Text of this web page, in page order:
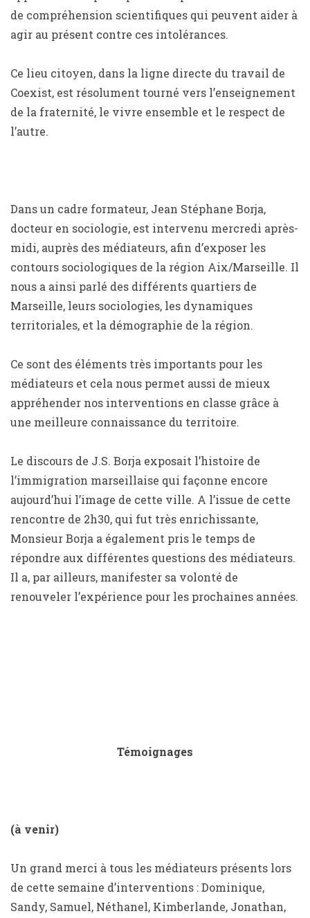
de compréhension scientifiques qui peuvent aider à
agir au présent contre ces intolérances.
Ce lieu citoyen, dans la ligne directe du travail de
Coexist, est résolument tourné vers l’enseignement
de la fraternité, le vivre ensemble et le respect de
l’autre.
Dans un cadre formateur, Jean Stéphane Borja,
docteur en sociologie, est intervenu mercredi après-
midi, auprès des médiateurs, afin d’exposer les
contours sociologiques de la région Aix/Marseille. Il
nous a ainsi parlé des différents quartiers de
Marseille, leurs sociologies, les dynamiques
territoriales, et la démographie de la région.
Ce sont des éléments très importants pour les
médiateurs et cela nous permet aussi de mieux
appréhender nos interventions en classe grâce à
une meilleure connaissance du territoire.
Le discours de J.S. Borja exposait l’histoire de
l’immigration marseillaise qui façonne encore
aujourd’hui l’image de cette ville. A l’issue de cette
rencontre de 2h30, qui fut très enrichissante,
Monsieur Borja a également pris le temps de
répondre aux différentes questions des médiateurs.
Il a, par ailleurs, manifester sa volonté de
renouveler l’expérience pour les prochaines années.
Témoignages
(à venir)
Un grand merci à tous les médiateurs présents lors
de cette semaine d’interventions : Dominique,
Sandy, Samuel, Néthanel, Kimberlande, Jonathan,